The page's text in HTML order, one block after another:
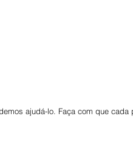
ajudá-lo. Faça com que